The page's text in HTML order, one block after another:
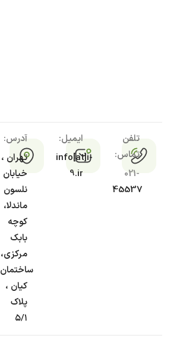
تلفن
تماس:
021-
45537
ایمیل:
info[at]i-
9.ir
آدرس:
تهران ،
خیابان
نلسون
ماندلا،
کوچه
بابک
مرکزی،
ساختمان
کیان ،
پلاک
۵/۱